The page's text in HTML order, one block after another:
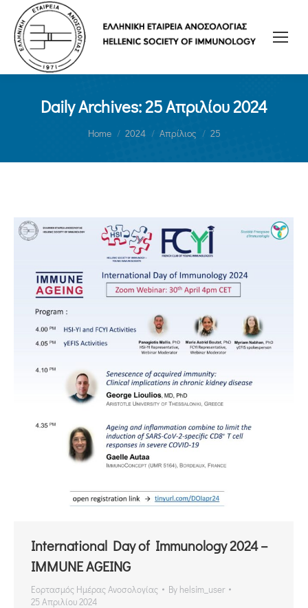
Daily Archives:25 Απριλίου 2024
You are here:
Home 2024 Απρίλιος 25
International Day of Immunology 2024 –
IMMUNE AGEING
Εορτασμός Ημέρας Ανοσολογίας By helsim_user
25 Απριλίου 2024